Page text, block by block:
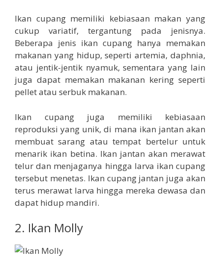
Ikan cupang memiliki kebiasaan makan yang
cukup variatif, tergantung pada jenisnya.
Beberapa jenis ikan cupang hanya memakan
makanan yang hidup, seperti artemia, daphnia,
atau jentik-jentik nyamuk, sementara yang lain
juga dapat memakan makanan kering seperti
pellet atau serbuk makanan.
Ikan cupang juga memiliki kebiasaan
reproduksi yang unik, di mana ikan jantan akan
membuat sarang atau tempat bertelur untuk
menarik ikan betina. Ikan jantan akan merawat
telur dan menjaganya hingga larva ikan cupang
tersebut menetas. Ikan cupang jantan juga akan
terus merawat larva hingga mereka dewasa dan
dapat hidup mandiri.
2. Ikan Molly